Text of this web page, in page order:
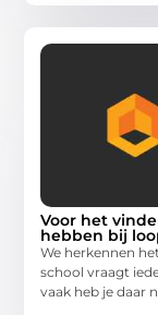
Voor het
hebben bij
We herkennen
school vraagt
vaak heb je daar